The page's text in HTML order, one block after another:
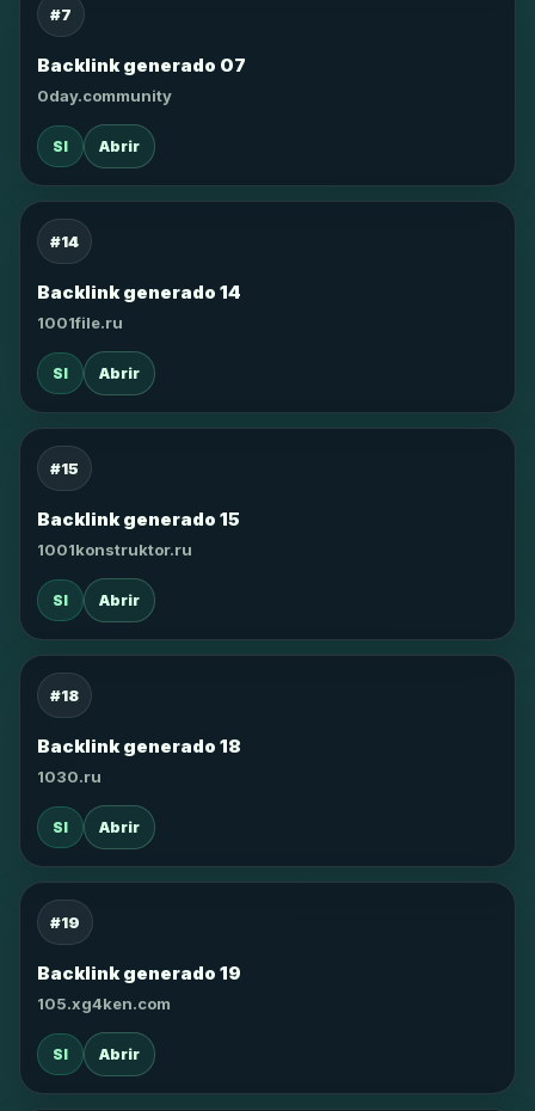
#7
Backlink generado 07
0day.community
SI Abrir
#14
Backlink generado 14
1001file.ru
SI Abrir
#15
Backlink generado 15
1001konstruktor.ru
SI Abrir
#18
Backlink generado 18
1030.ru
SI Abrir
#19
Backlink generado 19
105.xg4ken.com
SI Abrir